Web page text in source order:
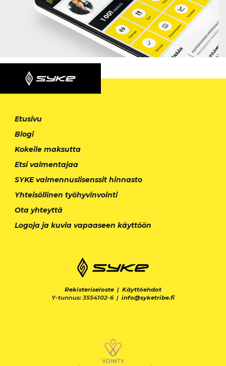
Etusivu
Blogi
Kokeile maksutta
Etsi valmentajaa
SYKE valmennuslisenssit hinnasto
Yhteisöllinen työhyvinvointi
Ota yhteyttä
Logoja ja kuvia vapaaseen käyttöön
Rekisteriseloste | Käyttöehdot
Y-tunnus: 3554102-6 | info@syketribe.fi